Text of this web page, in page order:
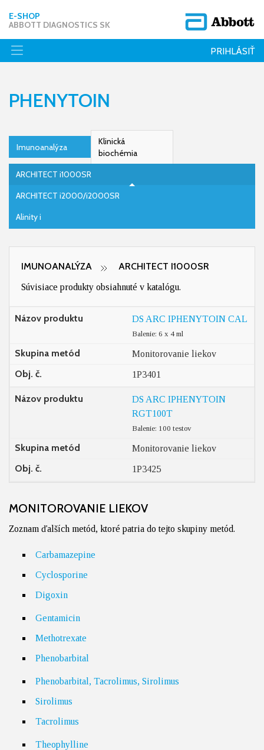
E-SHOP
ABBOTT DIAGNOSTICS SK
PRIHLÁSIŤ
PHENYTOIN
Imunoanalýza
Klinická
biochémia
ARCHITECT i1000SR
ARCHITECT i2000/i2000SR
Alinity i
IMUNOANALÝZA ARCHITECT I1000SR
Súvisiace produkty obsiahnuté v katalógu.
Názov produktu DS ARC IPHENYTOIN CAL
Balenie: 6 x 4 ml
Skupina metód Monitorovanie liekov
Obj. č. 1P3401
Názov produktu
DS ARC IPHENYTOIN
RGT100T
Balenie: 100 testov
Skupina metód Monitorovanie liekov
Obj. č. 1P3425
MONITOROVANIE LIEKOV
Zoznam ďalších metód, ktoré patria do tejto skupiny metód.
Carbamazepine
Cyclosporine
Digoxin
Gentamicin
Methotrexate
Phenobarbital
Phenobarbital, Tacrolimus, Sirolimus
Sirolimus
Tacrolimus
Theophylline